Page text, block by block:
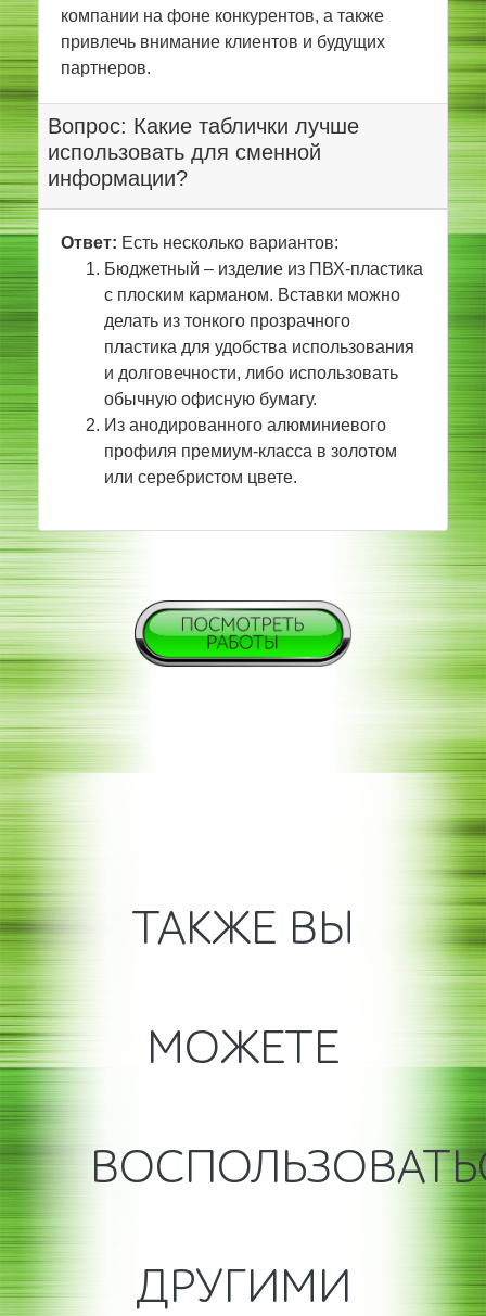
компании на фоне конкурентов, а также
привлечь внимание клиентов и будущих
партнеров.
Вопрос: Какие таблички лучше
использовать для сменной
информации?
Ответ: Есть несколько вариантов:
Бюджетный – изделие из ПВХ-пластика
с плоским карманом. Вставки можно
делать из тонкого прозрачного
пластика для удобства использования
и долговечности, либо использовать
обычную офисную бумагу.
Из анодированного алюминиевого
профиля премиум-класса в золотом
или серебристом цвете.
ТАКЖЕ ВЫ
МОЖЕТЕ
ДРУГИМИ